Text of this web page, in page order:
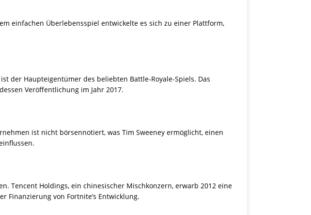
einfachen Überlebensspiel entwickelte es sich zu einer Plattform,
der Haupteigentümer des beliebten Battle-Royale-Spiels. Das
Veröffentlichung im Jahr 2017.
ist nicht börsennotiert, was Tim Sweeney ermöglicht, einen
Tencent Holdings, ein chinesischer Mischkonzern, erwarb 2012 eine
Finanzierung von Fortnite’s Entwicklung.